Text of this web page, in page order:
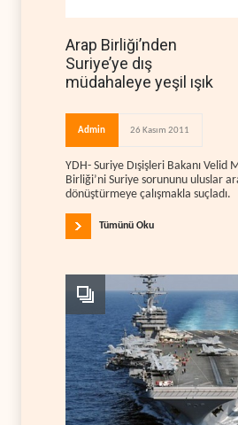
Arap Birliği’nden
Suriye’ye dış
müdahaleye yeşil ışık
Admin 26 Kasım 2011
YDH- Suriye Dışişleri Bakanı Velid
Birliği’ni Suriye sorununu uluslar
dönüştürmeye çalışmakla suçladı.
Tümünü Oku